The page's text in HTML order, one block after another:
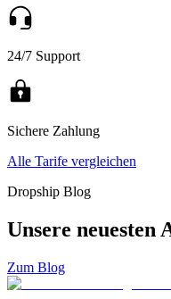
24/7 Support
Sichere Zahlung
Alle Tarife vergleichen
Dropship Blog
Unsere neuesten
Zum Blog